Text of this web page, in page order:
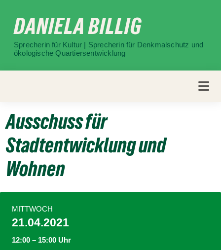
zum
InhaltDANIELA BILLIG
Sprecherin für Kultur | Sprecherin für Denkmalschutz und
ökologische Quartiersentwicklung
Ausschuss für
Stadtentwicklung und
Wohnen
MITTWOCH
21.04.2021
12:00 – 15:00 Uhr